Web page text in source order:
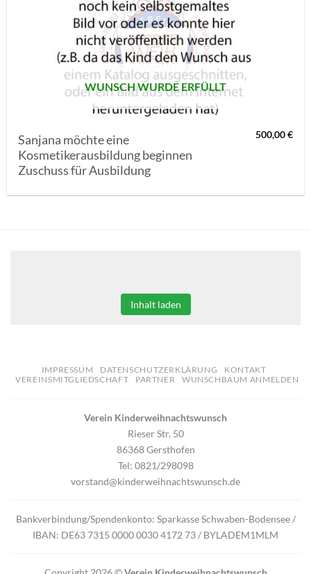
WUNSCH WURDE ERFÜLLT
Sanjana möchte eine
Kosmetikerausbildung beginnen
Zuschuss für Ausbildung
500,00€
Inhalt laden
IMPRESSUM DATENSCHUTZERKLÄRUNG
KONTAKT
VEREINSMITGLIEDSCHAFT
PARTNER WUNSCHBAUM ANMELDEN
Verein Kinderweihnachtswunsch
Rieser Str. 50
86368 Gersthofen
Tel: 0821/298098
vorstand@kinderweihnachtswunsch.de
Bankverbindung/Spendenkonto: Sparkasse Schwaben-Bodensee /
IBAN: DE63 7315 0000 0030 4172 73 / BYLADEM1MLM